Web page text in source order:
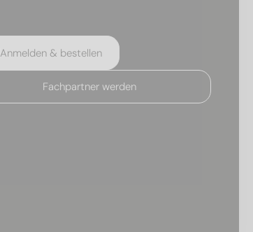
Anmelden & bestellen
Fachpartner werden